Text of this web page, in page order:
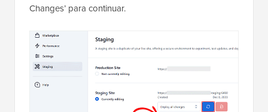
Changes’ para continuar.